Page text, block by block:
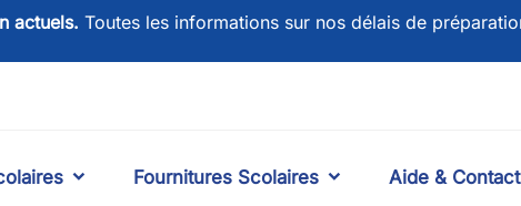
actuels. Toutes les informations sur nos délais de
Fournitures Scolaires Aide & Contact